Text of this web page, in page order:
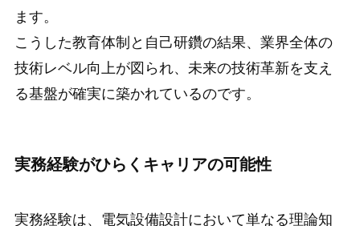
ます。
こうした教育体制と自己研鑽の結果、業界全体の
技術レベル向上が図られ、未来の技術革新を支え
る基盤が確実に築かれているのです。
実務経験がひらくキャリアの可能性
実務経験は、電気設備設計において単なる理論知